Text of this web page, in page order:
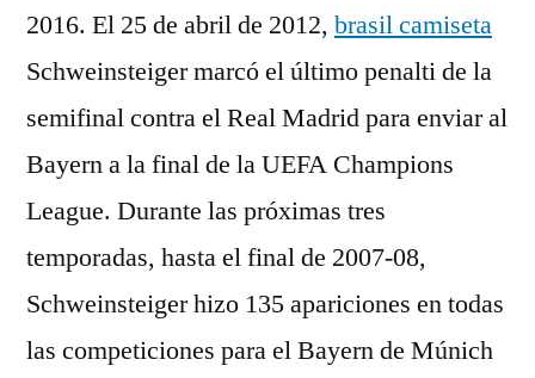
2016. El 25 de abril de 2012, brasil camiseta
Schweinsteiger marcó el último penalti de la
semifinal contra el Real Madrid para enviar al
Bayern a la final de la UEFA Champions
League. Durante las próximas tres
temporadas, hasta el final de 2007-08,
Schweinsteiger hizo 135 apariciones en todas
las competiciones para el Bayern de Múnich